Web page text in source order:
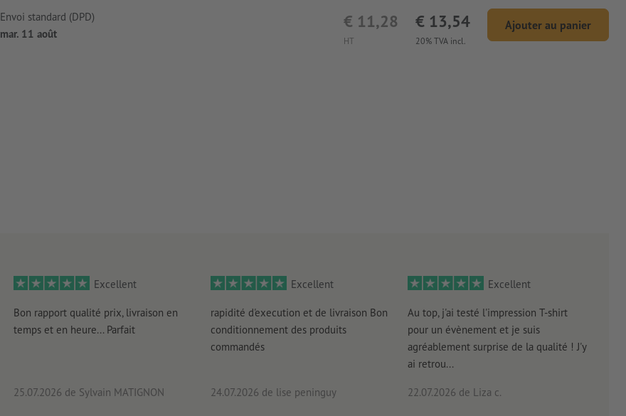
HT
€ 11,28
20% TVA incl.
€ 13,54 Ajouter au panier
Envoi standard (DPD)
mar. 11 août
Excellent
Bon rapport qualité prix, livraison en
temps et en heure... Parfait
25.07.2026 de Sylvain MATIGNON
Excellent
rapidité d'execution et de livraison Bon
conditionnement des produits
commandés
24.07.2026 de lise peninguy
Excellent
Au top, j'ai testé l'impression T-shirt
pour un évènement et je suis
agréablement surprise de la qualité ! J'y
ai retrou...
22.07.2026 de Liza c.